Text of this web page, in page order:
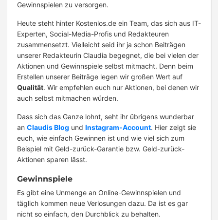
Gewinnspielen zu versorgen.
Heute steht hinter Kostenlos.de ein Team, das sich aus IT-
Experten, Social-Media-Profis und Redakteuren
zusammensetzt. Vielleicht seid ihr ja schon Beiträgen
unserer Redakteurin Claudia begegnet, die bei vielen der
Aktionen und Gewinnspiele selbst mitmacht. Denn beim
Erstellen unserer Beiträge legen wir großen Wert auf
Qualität. Wir empfehlen euch nur Aktionen, bei denen wir
auch selbst mitmachen würden.
Dass sich das Ganze lohnt, seht ihr übrigens wunderbar
an Claudis Blog und Instagram-Account. Hier zeigt sie
euch, wie einfach Gewinnen ist und wie viel sich zum
Beispiel mit Geld-zurück-Garantie bzw. Geld-zurück-
Aktionen sparen lässt.
Gewinnspiele
Es gibt eine Unmenge an Online-Gewinnspielen und
täglich kommen neue Verlosungen dazu. Da ist es gar
nicht so einfach, den Durchblick zu behalten.